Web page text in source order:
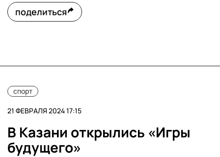
поделиться
спорт
21 ФЕВРАЛЯ 2024 17:15
В Казани открылись «Игры
будущего»